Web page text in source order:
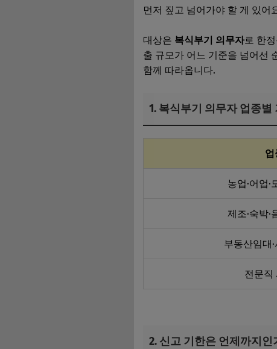
먼저 짚고 넘어가야 할 게 있어
대상은 복식부기 의무자로 한
출 규모가 어느 기준을 넘어선
함께 따라옵니다.
1. 복식부기 의무자 업종별
업
농업·어업·
제조·숙박·
부동산임대
전문직
2. 신고 기한은 언제까지인